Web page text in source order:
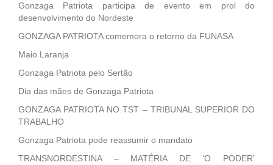
Gonzaga Patriota participa de evento em prol do
desenvolvimento do Nordeste
GONZAGA PATRIOTA comemora o retorno da FUNASA
Maio Laranja
Gonzaga Patriota pelo Sertão
Dia das mães de Gonzaga Patriota
GONZAGA PATRIOTA NO TST – TRIBUNAL SUPERIOR DO
TRABALHO
Gonzaga Patriota pode reassumir o mandato
TRANSNORDESTINA – MATÉRIA DE ‘O PODER’